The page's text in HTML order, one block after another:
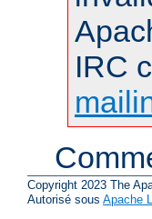
IRC
Copyright 2023 The
Autorisé sous Apache